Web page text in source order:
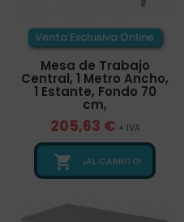
Venta Exclusiva Online
Mesa de Trabajo
Central, 1 Metro Ancho,
1 Estante, Fondo 70
cm,
205,63 € + IVA
 ¡AL CARRITO!